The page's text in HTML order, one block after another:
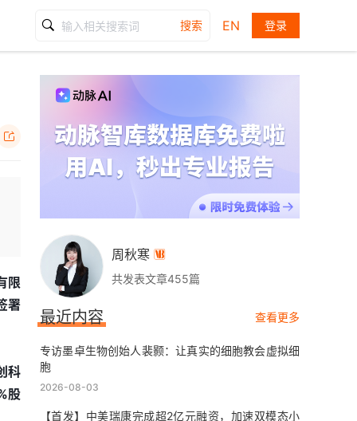
搜索 EN 登录

限
署
科
股
周秋寒 
共发表文章455篇
最近内容 查看更多
专访墨卓生物创始人裴颢：让真实的细胞教会虚拟细
胞
2026-08-03
【首发】中美瑞康完成超2亿元融资，加速双模态小